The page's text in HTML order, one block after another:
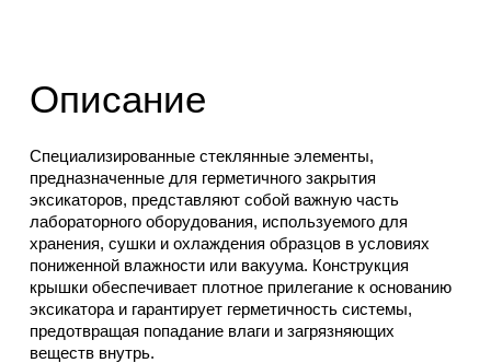
Описание
Специализированные стеклянные элементы,
предназначенные для герметичного закрытия
эксикаторов, представляют собой важную часть
лабораторного оборудования, используемого для
хранения, сушки и охлаждения образцов в условиях
пониженной влажности или вакуума. Конструкция
крышки обеспечивает плотное прилегание к основанию
эксикатора и гарантирует герметичность системы,
предотвращая попадание влаги и загрязняющих
веществ внутрь.